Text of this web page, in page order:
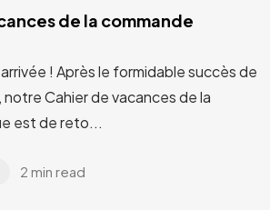
de la commande
! Après le formidable succès de
Cahier de vacances de la
est de reto...
2 min read